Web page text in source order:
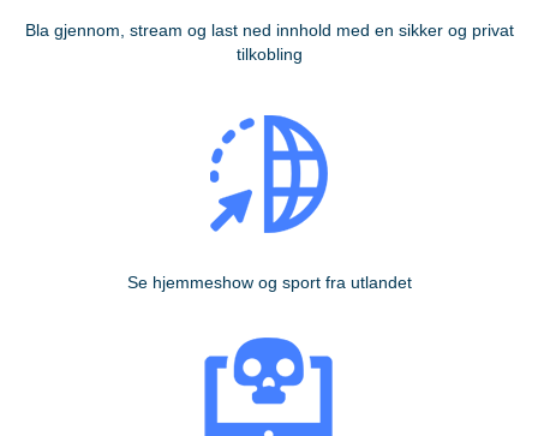
Bla gjennom, stream og last ned innhold med en sikker og privat
tilkobling
Se hjemmeshow og sport fra utlandet